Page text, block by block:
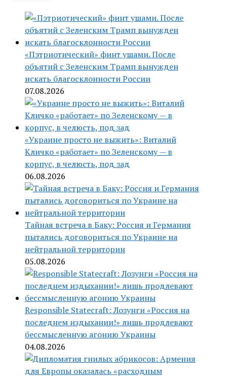
«Пэтриотический» финт ушами. После
объятий с Зеленским Трамп вынужден
искать благосклонности России
07.08.2026
«Украине просто не выжить»: Виталий
Кличко «работает» по Зеленскому — в
корпус, в челюсть, под зад
06.08.2026
Тайная встреча в Баку: Россия и Германия
пытались договориться по Украине на
нейтральной территории
05.08.2026
Responsible Statecraft: Лозунги «Россия на
последнем издыхании!» лишь продлевают
бессмысленную агонию Украины
04.08.2026